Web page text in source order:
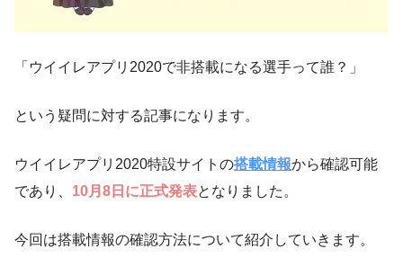
「ウイイレアプリ2020で非搭載になる選手って誰？」
という疑問に対する記事になります。
ウイイレアプリ2020特設サイトの搭載情報から確認可能
であり、 10月8日に正式発表となりました。
今回は搭載情報の確認方法について紹介していきます。